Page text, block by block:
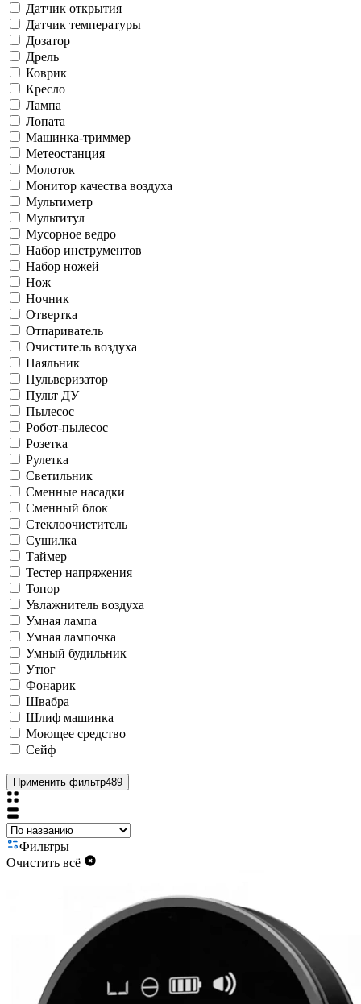
Датчик открытия
Датчик температуры
Дозатор
Дрель
Коврик
Кресло
Лампа
Лопата
Машинка-триммер
Метеостанция
Молоток
Монитор качества воздуха
Мультиметр
Мультитул
Мусорное ведро
Набор инструментов
Набор ножей
Нож
Ночник
Отвертка
Отпариватель
Очиститель воздуха
Паяльник
Пульверизатор
Пульт ДУ
Пылесос
Робот-пылесос
Розетка
Рулетка
Светильник
Сменные насадки
Сменный блок
Стеклоочиститель
Сушилка
Таймер
Тестер напряжения
Топор
Увлажнитель воздуха
Умная лампа
Умная лампочка
Умный будильник
Утюг
Фонарик
Швабра
Шлиф машинка
Моющее средство
Сейф
Применить фильтр489
Фильтры
Очистить всё